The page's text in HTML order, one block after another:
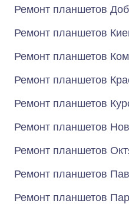
Ремонт планшетов
Ремонт планшетов
Ремонт планшетов
Ремонт планшетов
Ремонт планшетов
Ремонт планшетов
Ремонт планшетов
Ремонт планшетов
Ремонт планшетов